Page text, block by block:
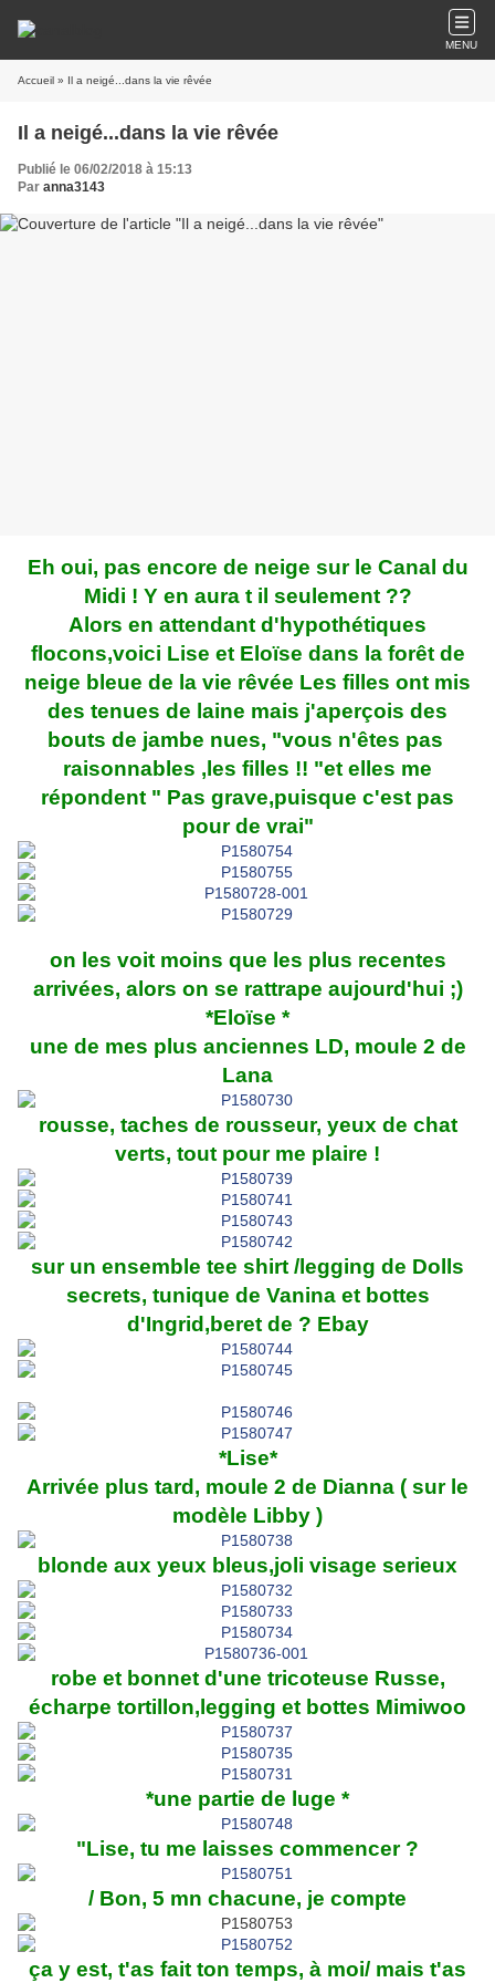
MENU
Accueil » Il a neigé...dans la vie rêvée
Il a neigé...dans la vie rêvée
Publié le 06/02/2018 à 15:13
Par anna3143
Eh oui, pas encore de neige sur le Canal du
Midi ! Y en aura t il seulement ??
Alors en attendant d'hypothétiques
flocons,voici Lise et Eloïse dans la forêt de
neige bleue de la vie rêvée Les filles ont mis
des tenues de laine mais j'aperçois des
bouts de jambe nues, "vous n'êtes pas
raisonnables ,les filles !! "et elles me
répondent " Pas grave,puisque c'est pas
pour de vrai"
on les voit moins que les plus recentes
arrivées, alors on se rattrape aujourd'hui ;)
*Eloïse *
une de mes plus anciennes LD, moule 2 de
Lana
rousse, taches de rousseur, yeux de chat
verts, tout pour me plaire !
sur un ensemble tee shirt /legging de Dolls
secrets, tunique de Vanina et bottes
d'Ingrid,beret de ? Ebay
*Lise*
Arrivée plus tard, moule 2 de Dianna ( sur le
modèle Libby )
blonde aux yeux bleus,joli visage serieux
robe et bonnet d'une tricoteuse Russe,
écharpe tortillon,legging et bottes Mimiwoo
*une partie de luge *
"Lise, tu me laisses commencer ?
/ Bon, 5 mn chacune, je compte
ça y est, t'as fait ton temps, à moi/ mais t'as